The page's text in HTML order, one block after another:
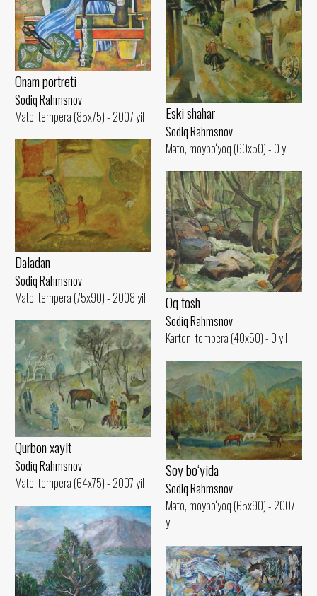
Onam portreti
Sodiq Rahmsnov
Mato, tempera (85x75) - 2007 yil
Eski shahar
Sodiq Rahmsnov
Mato, moybo‘yoq (60x50) - 0 yil
Daladan
Sodiq Rahmsnov
Mato, tempera (75x90) - 2008 yil
Oq tosh
Sodiq Rahmsnov
Karton. tempera (40x50) - 0 yil
Qurbon xayit
Sodiq Rahmsnov
Mato, tempera (64x75) - 2007 yil
Soy bo‘yida
Sodiq Rahmsnov
Mato, moybo‘yoq (65x90) - 2007
yil